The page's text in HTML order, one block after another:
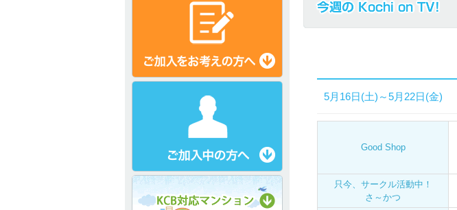
5月16日(土)～5月22日(金)
Good Shop
只今、サークル活動中！
さ～かつ